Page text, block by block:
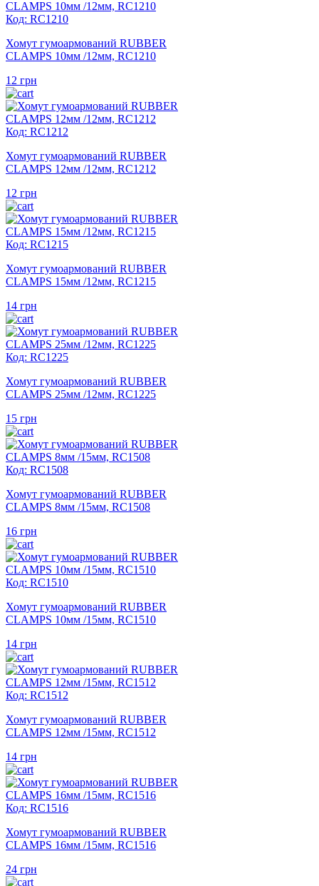
Код: RC1210
Хомут гумоармований RUBBER
CLAMPS 10мм /12мм, RC1210
12 грн
Код: RC1212
Хомут гумоармований RUBBER
CLAMPS 12мм /12мм, RC1212
12 грн
Код: RC1215
Хомут гумоармований RUBBER
CLAMPS 15мм /12мм, RC1215
14 грн
Код: RC1225
Хомут гумоармований RUBBER
CLAMPS 25мм /12мм, RC1225
15 грн
Код: RC1508
Хомут гумоармований RUBBER
CLAMPS 8мм /15мм, RC1508
16 грн
Код: RC1510
Хомут гумоармований RUBBER
CLAMPS 10мм /15мм, RC1510
14 грн
Код: RC1512
Хомут гумоармований RUBBER
CLAMPS 12мм /15мм, RC1512
14 грн
Код: RC1516
Хомут гумоармований RUBBER
CLAMPS 16мм /15мм, RC1516
24 грн